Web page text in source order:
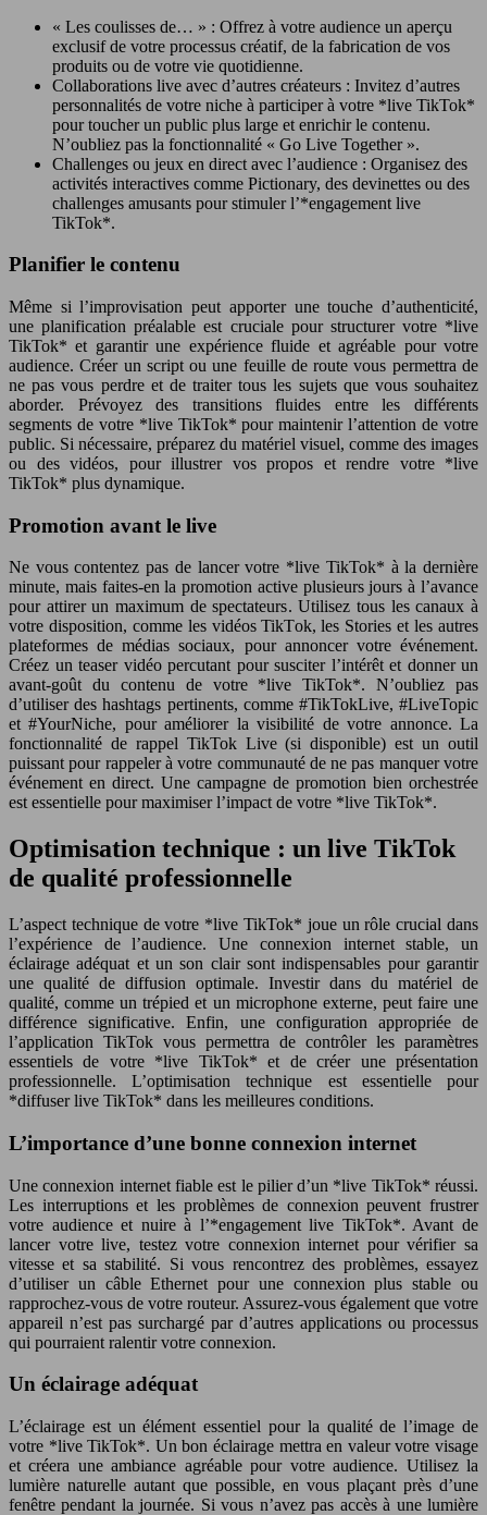
« Les coulisses de… » : Offrez à votre audience un aperçu
exclusif de votre processus créatif, de la fabrication de vos
produits ou de votre vie quotidienne.
Collaborations live avec d’autres créateurs : Invitez d’autres
personnalités de votre niche à participer à votre *live TikTok*
pour toucher un public plus large et enrichir le contenu.
N’oubliez pas la fonctionnalité « Go Live Together ».
Challenges ou jeux en direct avec l’audience : Organisez des
activités interactives comme Pictionary, des devinettes ou des
challenges amusants pour stimuler l’*engagement live
TikTok*.
Planifier le contenu
Même si l’improvisation peut apporter une touche d’authenticité,
une planification préalable est cruciale pour structurer votre *live
TikTok* et garantir une expérience fluide et agréable pour votre
audience. Créer un script ou une feuille de route vous permettra de
ne pas vous perdre et de traiter tous les sujets que vous souhaitez
aborder. Prévoyez des transitions fluides entre les différents
segments de votre *live TikTok* pour maintenir l’attention de votre
public. Si nécessaire, préparez du matériel visuel, comme des images
ou des vidéos, pour illustrer vos propos et rendre votre *live
TikTok* plus dynamique.
Promotion avant le live
Ne vous contentez pas de lancer votre *live TikTok* à la dernière
minute, mais faites-en la promotion active plusieurs jours à l’avance
pour attirer un maximum de spectateurs. Utilisez tous les canaux à
votre disposition, comme les vidéos TikTok, les Stories et les autres
plateformes de médias sociaux, pour annoncer votre événement.
Créez un teaser vidéo percutant pour susciter l’intérêt et donner un
avant-goût du contenu de votre *live TikTok*. N’oubliez pas
d’utiliser des hashtags pertinents, comme #TikTokLive, #LiveTopic
et #YourNiche, pour améliorer la visibilité de votre annonce. La
fonctionnalité de rappel TikTok Live (si disponible) est un outil
puissant pour rappeler à votre communauté de ne pas manquer votre
événement en direct. Une campagne de promotion bien orchestrée
est essentielle pour maximiser l’impact de votre *live TikTok*.
Optimisation technique : un live TikTok
de qualité professionnelle
L’aspect technique de votre *live TikTok* joue un rôle crucial dans
l’expérience de l’audience. Une connexion internet stable, un
éclairage adéquat et un son clair sont indispensables pour garantir
une qualité de diffusion optimale. Investir dans du matériel de
qualité, comme un trépied et un microphone externe, peut faire une
différence significative. Enfin, une configuration appropriée de
l’application TikTok vous permettra de contrôler les paramètres
essentiels de votre *live TikTok* et de créer une présentation
professionnelle. L’optimisation technique est essentielle pour
*diffuser live TikTok* dans les meilleures conditions.
L’importance d’une bonne connexion internet
Une connexion internet fiable est le pilier d’un *live TikTok* réussi.
Les interruptions et les problèmes de connexion peuvent frustrer
votre audience et nuire à l’*engagement live TikTok*. Avant de
lancer votre live, testez votre connexion internet pour vérifier sa
vitesse et sa stabilité. Si vous rencontrez des problèmes, essayez
d’utiliser un câble Ethernet pour une connexion plus stable ou
rapprochez-vous de votre routeur. Assurez-vous également que votre
appareil n’est pas surchargé par d’autres applications ou processus
qui pourraient ralentir votre connexion.
Un éclairage adéquat
L’éclairage est un élément essentiel pour la qualité de l’image de
votre *live TikTok*. Un bon éclairage mettra en valeur votre visage
et créera une ambiance agréable pour votre audience. Utilisez la
lumière naturelle autant que possible, en vous plaçant près d’une
fenêtre pendant la journée. Si vous n’avez pas accès à une lumière